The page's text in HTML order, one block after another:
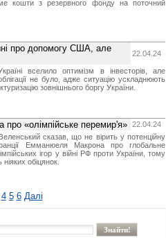
кошти з резервного фонду на поточний
про допомогу США, але
22.04.24
вселило оптимізм в інвесторів, але
не було, адже ситуацію ускладнюють
зовнішнього боргу України.
«олімпійське перемир'я» 22.04.24
сказав, що не вірить у потенційну
Емманюеля Макрона про глобальне
ігор у війні РФ проти України, тому
обіцянок.
4 5 6 Далі